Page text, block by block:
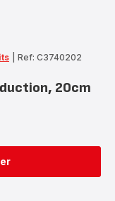
Ref: C3740202
20cm